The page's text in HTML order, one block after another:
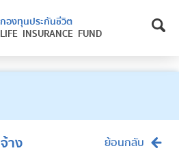
กองทุนประกันชีวิต
LIFE INSURANCE FUND
าง ย้อนกลับ